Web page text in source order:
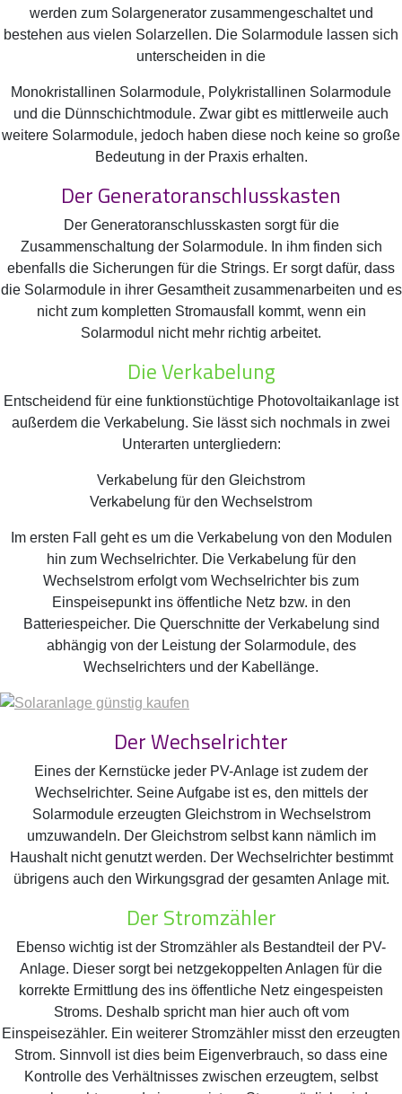
werden zum Solargenerator zusammengeschaltet und
bestehen aus vielen Solarzellen. Die Solarmodule lassen sich
unterscheiden in die
Monokristallinen Solarmodule, Polykristallinen Solarmodule
und die Dünnschichtmodule. Zwar gibt es mittlerweile auch
weitere Solarmodule, jedoch haben diese noch keine so große
Bedeutung in der Praxis erhalten.
Der Generatoranschlusskasten
Der Generatoranschlusskasten sorgt für die
Zusammenschaltung der Solarmodule. In ihm finden sich
ebenfalls die Sicherungen für die Strings. Er sorgt dafür, dass
die Solarmodule in ihrer Gesamtheit zusammenarbeiten und es
nicht zum kompletten Stromausfall kommt, wenn ein
Solarmodul nicht mehr richtig arbeitet.
Die Verkabelung
Entscheidend für eine funktionstüchtige Photovoltaikanlage ist
außerdem die Verkabelung. Sie lässt sich nochmals in zwei
Unterarten untergliedern:
Verkabelung für den Gleichstrom
Verkabelung für den Wechselstrom
Im ersten Fall geht es um die Verkabelung von den Modulen
hin zum Wechselrichter. Die Verkabelung für den
Wechselstrom erfolgt vom Wechselrichter bis zum
Einspeisepunkt ins öffentliche Netz bzw. in den
Batteriespeicher. Die Querschnitte der Verkabelung sind
abhängig von der Leistung der Solarmodule, des
Wechselrichters und der Kabellänge.
Der Wechselrichter
Eines der Kernstücke jeder PV-Anlage ist zudem der
Wechselrichter. Seine Aufgabe ist es, den mittels der
Solarmodule erzeugten Gleichstrom in Wechselstrom
umzuwandeln. Der Gleichstrom selbst kann nämlich im
Haushalt nicht genutzt werden. Der Wechselrichter bestimmt
übrigens auch den Wirkungsgrad der gesamten Anlage mit.
Der Stromzähler
Ebenso wichtig ist der Stromzähler als Bestandteil der PV-
Anlage. Dieser sorgt bei netzgekoppelten Anlagen für die
korrekte Ermittlung des ins öffentliche Netz eingespeisten
Stroms. Deshalb spricht man hier auch oft vom
Einspeisezähler. Ein weiterer Stromzähler misst den erzeugten
Strom. Sinnvoll ist dies beim Eigenverbrauch, so dass eine
Kontrolle des Verhältnisses zwischen erzeugtem, selbst